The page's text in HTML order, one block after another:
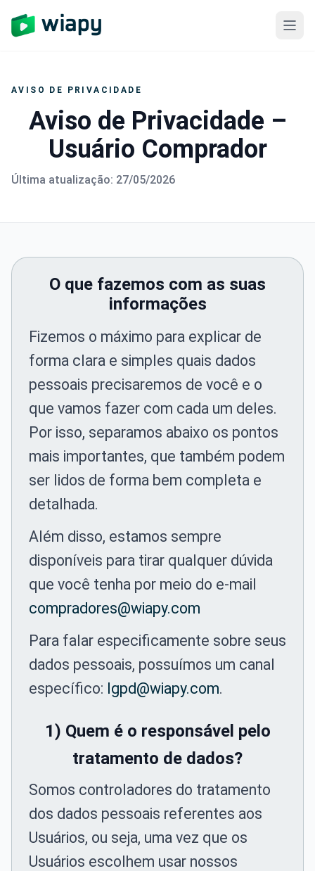
Abrir
AVISO DE PRIVACIDADE
Aviso de Privacidade –
Usuário Comprador
Última atualização: 27/05/2026
O que fazemos com as suas
informações
Fizemos o máximo para explicar de
forma clara e simples quais dados
pessoais precisaremos de você e o
que vamos fazer com cada um deles.
Por isso, separamos abaixo os pontos
mais importantes, que também podem
ser lidos de forma bem completa e
detalhada.
Além disso, estamos sempre
disponíveis para tirar qualquer dúvida
que você tenha por meio do e-mail
compradores@wiapy.com
Para falar especificamente sobre seus
dados pessoais, possuímos um canal
específico: lgpd@wiapy.com.
1) Quem é o responsável pelo
tratamento de dados?
Somos controladores do tratamento
dos dados pessoais referentes aos
Usuários, ou seja, uma vez que os
Usuários escolhem usar nossos